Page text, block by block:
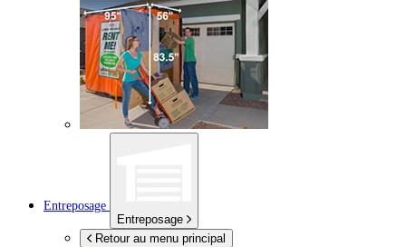
Entreposage
Entreposage
Retour au menu principal